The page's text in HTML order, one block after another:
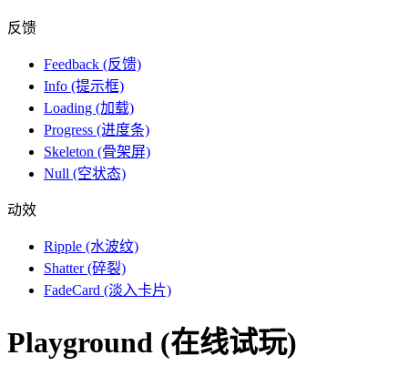
反馈
Feedback (反馈)
Info (提示框)
Loading (加载)
Progress (进度条)
Skeleton (骨架屏)
Null (空状态)
动效
Ripple (水波纹)
Shatter (碎裂)
FadeCard (淡入卡片)
Playground (在线试玩)